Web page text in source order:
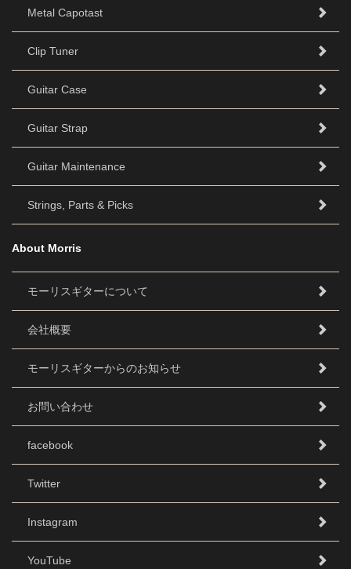
Metal Capotast
Clip Tuner
Guitar Case
Guitar Strap
Guitar Maintenance
Strings, Parts & Picks
About Morris
モーリスギターについて
会社概要
モーリスギターからのお知らせ
お問い合わせ
facebook
Twitter
Instagram
YouTube